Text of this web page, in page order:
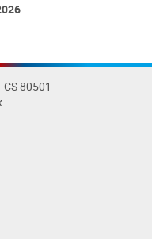
80501